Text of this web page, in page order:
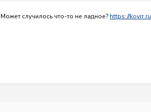
Может случилось что-то не ладное? https://kovrr.ru